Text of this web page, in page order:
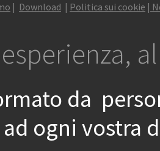
| Download | Politica sui cookie |
da
ogni vostra